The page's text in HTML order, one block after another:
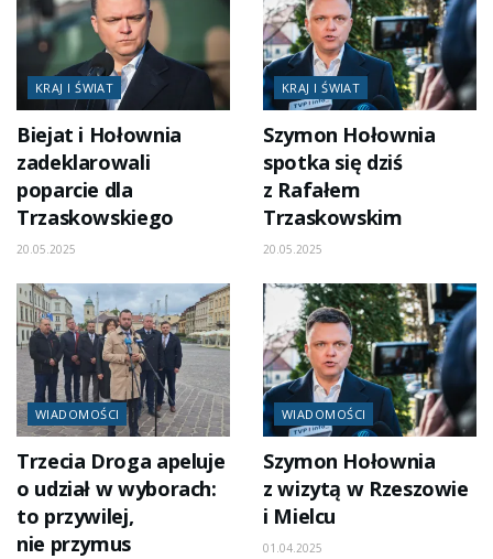
KRAJ I ŚWIAT
Biejat i Hołownia
zadeklarowali
poparcie dla
Trzaskowskiego
20.05.2025
KRAJ I ŚWIAT
Szymon Hołownia
spotka się dziś
z Rafałem
Trzaskowskim
20.05.2025
WIADOMOŚCI
Trzecia Droga apeluje
o udział w wyborach:
to przywilej,
nie przymus
WIADOMOŚCI
Szymon Hołownia
z wizytą w Rzeszowie
i Mielcu
01.04.2025